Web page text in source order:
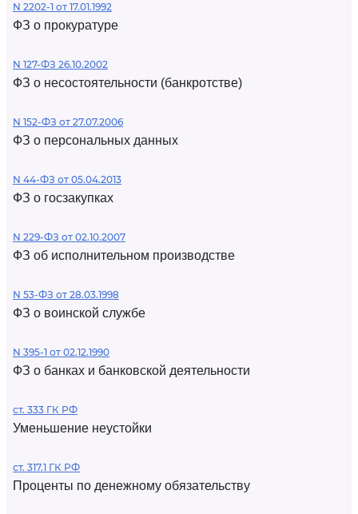
N 2202-1 от 17.01.1992
ФЗ о прокуратуре
N 127-ФЗ 26.10.2002
ФЗ о несостоятельности (банкротстве)
N 152-ФЗ от 27.07.2006
ФЗ о персональных данных
N 44-ФЗ от 05.04.2013
ФЗ о госзакупках
N 229-ФЗ от 02.10.2007
ФЗ об исполнительном производстве
N 53-ФЗ от 28.03.1998
ФЗ о воинской службе
N 395-1 от 02.12.1990
ФЗ о банках и банковской деятельности
ст. 333 ГК РФ
Уменьшение неустойки
ст. 317.1 ГК РФ
Проценты по денежному обязательству